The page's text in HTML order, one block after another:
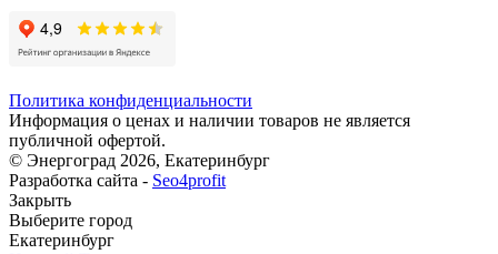
Политика конфиденциальности
Информация о ценах и наличии товаров не является
публичной офертой.
© Энергоград 2026, Екатеринбург
Разработка сайта - Seo4profit
Закрыть
Выберите город
Екатеринбург